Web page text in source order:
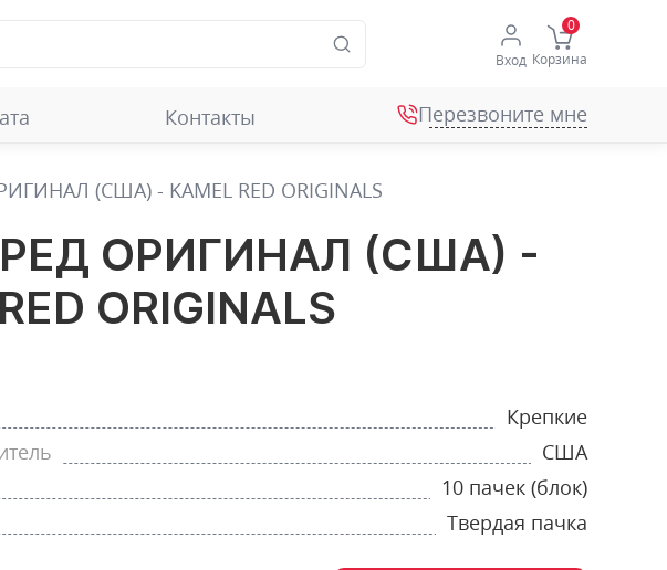
Вход Корзина
Контакты Перезвоните мне
(США) - KAMEL RED ORIGINALS
ОРИГИНАЛ (США) -
ORIGINALS
Крепкие
США
10 пачек (блок)
Твердая пачка